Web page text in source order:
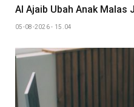
AI Ajaib Ubah Anak Malas
05-08-2026 - 15.04